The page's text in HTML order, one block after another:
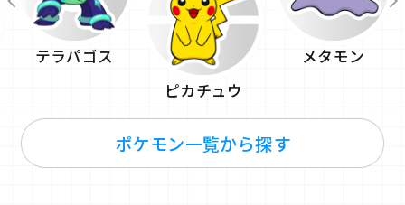
テラパゴス
ピカチュウ
メタモン
ポケモン一覧から探す